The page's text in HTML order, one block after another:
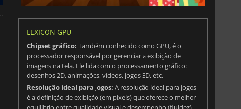
82.63€ 1399.00
LEXICON GPU
Chipset gráfico: Também conhecido como GPU, é o
processador responsável por gerenciar a exibição de
imagens na tela. Ele lida com o processamento gráfico:
desenhos 2D, animações, vídeos, jogos 3D, etc.
Resolução ideal para jogos: A resolução ideal para jogos
é a definição de exibição (em pixels) que oferece o melhor
equilíbrio entre qualidade visual e desempenho (fluidez).